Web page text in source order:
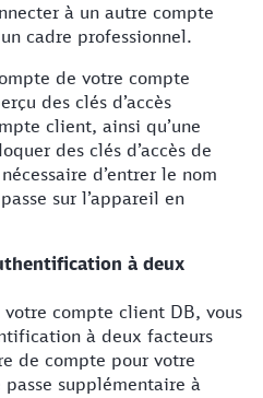
à un autre compte
cadre professionnel.
de votre compte
des clés d’accès
client, ainsi qu’une
des clés d’accès de
d’entrer le nom
sur l’appareil en
à deux
votre compte client DB, vous
à deux facteurs
de compte pour votre
supplémentaire à